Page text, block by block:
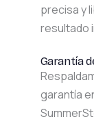
precisa y
resultado
Garantía
garantía